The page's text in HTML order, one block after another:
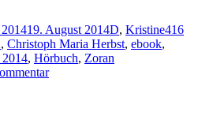
19. August 2014D, Kristine416
, Christoph Maria Herbst, ebook,
2014, Hörbuch, Zoran
zu